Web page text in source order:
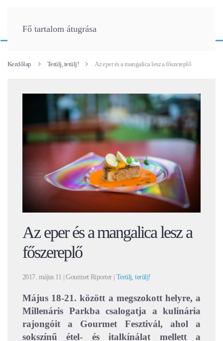
Fő tartalom átugrása
Kezdőlap Terülj, terülj! Az eper és a mangalica lesz a főszereplő
Az eper és a mangalica lesz a
főszereplő
2017. május 11 | Gourmet Riporter | Terülj, terülj!
Május 18-21. között a megszokott helyre, a
Millenáris Parkba csalogatja a kulinária
rajongóit a Gourmet Fesztivál, ahol a
sokszínű étel- és italkínálat mellett a